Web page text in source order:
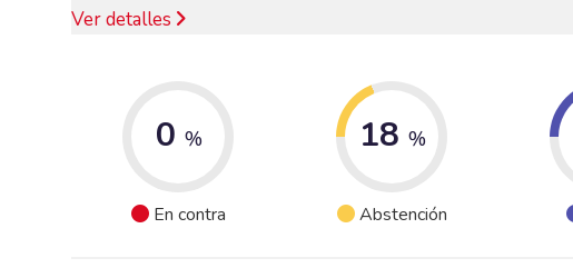
Ver detalles
0 %
En contra
18 %
Abstención